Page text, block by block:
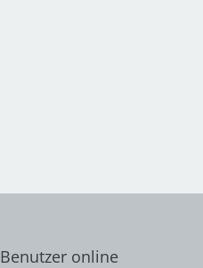
Benutzer online